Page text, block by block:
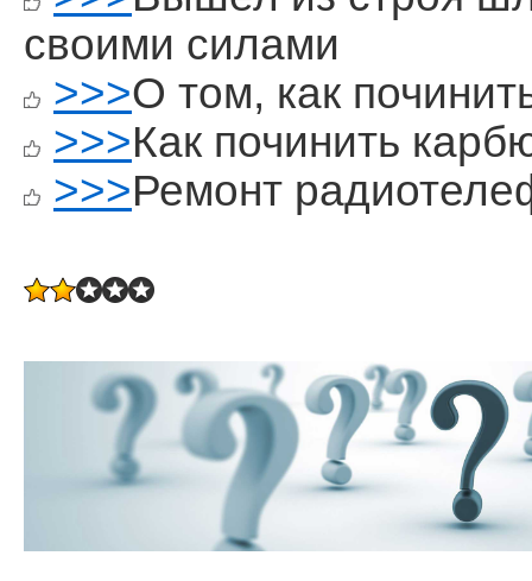
своими силами
>>>О том, как
>>>Как починить
>>>Ремонт